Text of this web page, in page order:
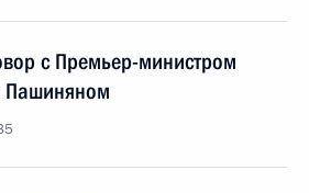
с Премьер-министром
Пашиняном